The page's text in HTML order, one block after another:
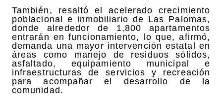
También, resaltó el acelerado crecimiento
poblacional e inmobiliario de Las Palomas,
donde alrededor de 1,800 apartamentos
entrarán en funcionamiento, lo que, afirmó,
demanda una mayor intervención estatal en
áreas como manejo de residuos sólidos,
asfaltado, equipamiento municipal e
infraestructuras de servicios y recreación
para acompañar el desarrollo de la
comunidad.